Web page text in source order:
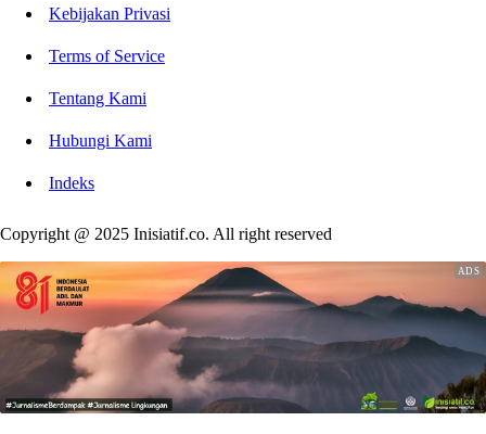
Kebijakan Privasi
Terms of Service
Tentang Kami
Hubungi Kami
Indeks
Copyright @ 2025 Inisiatif.co. All right reserved